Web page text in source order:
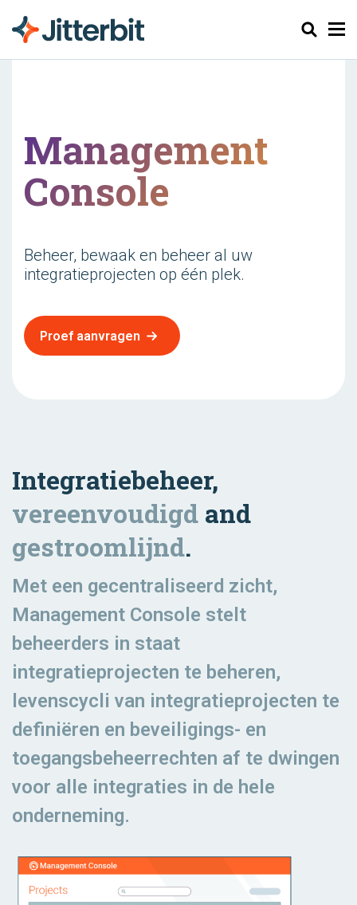
Zoeken
Management
Console
Beheer, bewaak en beheer al uw
integratieprojecten op één plek.
Proef aanvragen
Integratiebeheer,
vereenvoudigd and
gestroomlijnd.
Met een gecentraliseerd zicht,
Management Console stelt
beheerders in staat
integratieprojecten te beheren,
levenscycli van integratieprojecten te
definiëren en beveiligings- en
toegangsbeheerrechten af ​​te dwingen
voor alle integraties in de hele
onderneming.